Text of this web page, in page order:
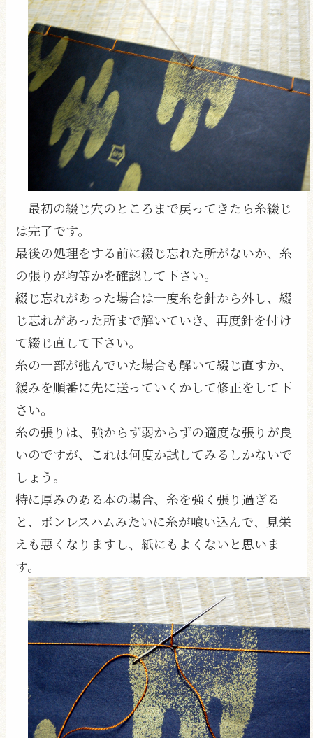
最初の綴じ穴のところまで戻ってきたら糸綴じ
は完了です。
最後の処理をする前に綴じ忘れた所がないか、糸
の張りが均等かを確認して下さい。
綴じ忘れがあった場合は一度糸を針から外し、綴
じ忘れがあった所まで解いていき、再度針を付け
て綴じ直して下さい。
糸の一部が弛んでいた場合も解いて綴じ直すか、
緩みを順番に先に送っていくかして修正をして下
さい。
糸の張りは、強からず弱からずの適度な張りが良
いのですが、これは何度か試してみるしかないで
しょう。
特に厚みのある本の場合、糸を強く張り過ぎる
と、ボンレスハムみたいに糸が喰い込んで、見栄
えも悪くなりますし、紙にもよくないと思いま
す。